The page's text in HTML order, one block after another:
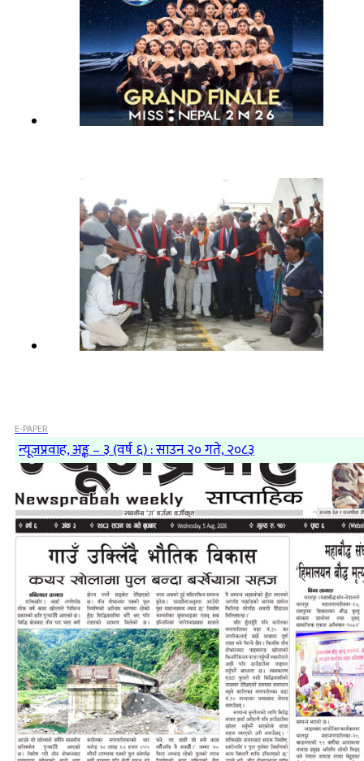
E-PAPER
न्यूजप्रवाह, अङ्क – ३ (वर्ष ६) : साउन २० गते, २०८३